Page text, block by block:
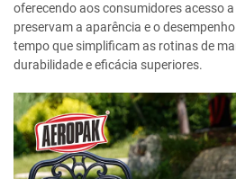
oferecendo aos consumidores acesso
preservam a aparência e o
tempo que simplificam as rotinas de
durabilidade e eficácia superiores.